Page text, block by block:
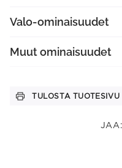
JAA:
Valo-ominaisuudet
Muut ominaisuudet
TULOSTA TUOTESIVU